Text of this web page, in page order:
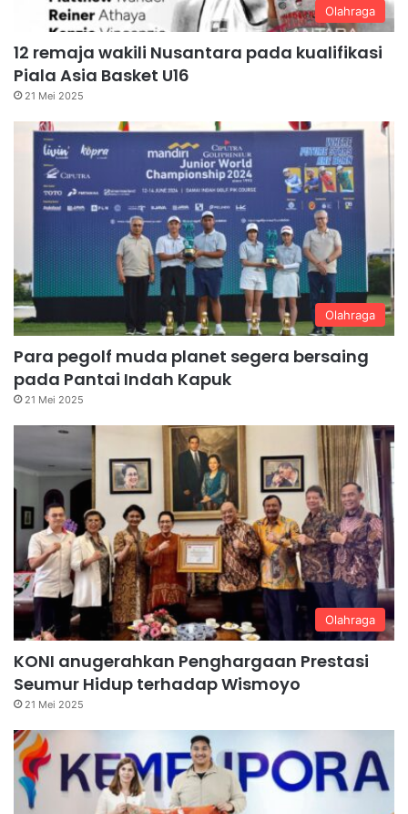
Olahraga
12 remaja wakili Nusantara pada kualifikasi
Piala Asia Basket U16
21 Mei 2025
Olahraga
Para pegolf muda planet segera bersaing
pada Pantai Indah Kapuk
21 Mei 2025
Olahraga
KONI anugerahkan Penghargaan Prestasi
Seumur Hidup terhadap Wismoyo
21 Mei 2025